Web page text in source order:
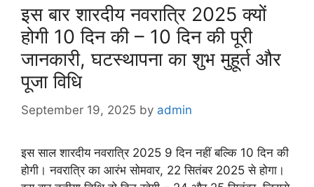
इस बार शारदीय नवरात्रि 2025 क्यों
होगी 10 दिन की – 10 दिन की पूरी
जानकारी, घटस्थापना का शुभ मुहूर्त और
पूजा विधि
September 19, 2025 by admin
इस साल शारदीय नवरात्रि 2025 9 दिन नहीं बल्कि 10 दिन की
होगी। नवरात्रि का आरंभ सोमवार, 22 सितंबर 2025 से होगा।